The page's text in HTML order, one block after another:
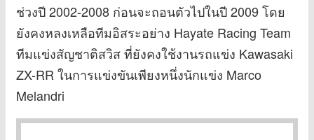
ช่วงปี 2002-2008 ก่อนจะถอนตัวไปในปี 2009 โดย
ยังคงหลงเหลือทีมอิสระอย่าง Hayate Racing Team
ทีมแข่งสัญชาติสวิส ที่ยังคงใช้งานรถแข่ง Kawasaki
ZX-RR ในการแข่งขันเพียงหนึ่งนักแข่ง Marco
Melandri